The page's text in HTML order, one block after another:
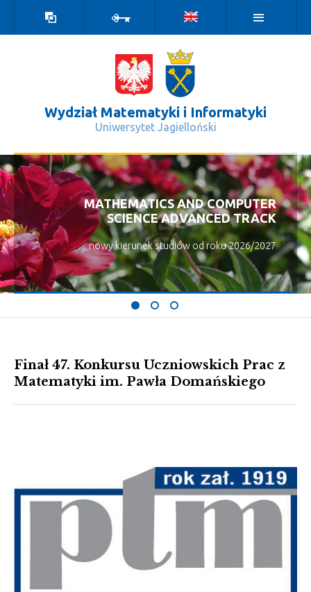
kontrastowa
Wydział Matematyki i Informatyki
Uniwersytet Jagielloński
Aktualności - Wydział Matematyki
MATHEMATICS AND COMPUTER
SCIENCE ADVANCED TRACK
nowy kierunek studiów od roku 2026/2027
Finał 47. Konkursu Uczniowskich Prac z
Matematyki im. Pawła Domańskiego